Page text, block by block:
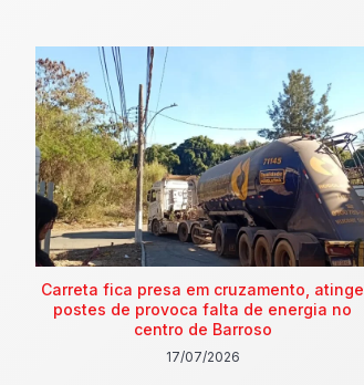
Carreta fica presa em cruzamento, atinge
postes de provoca falta de energia no
centro de Barroso
17/07/2026